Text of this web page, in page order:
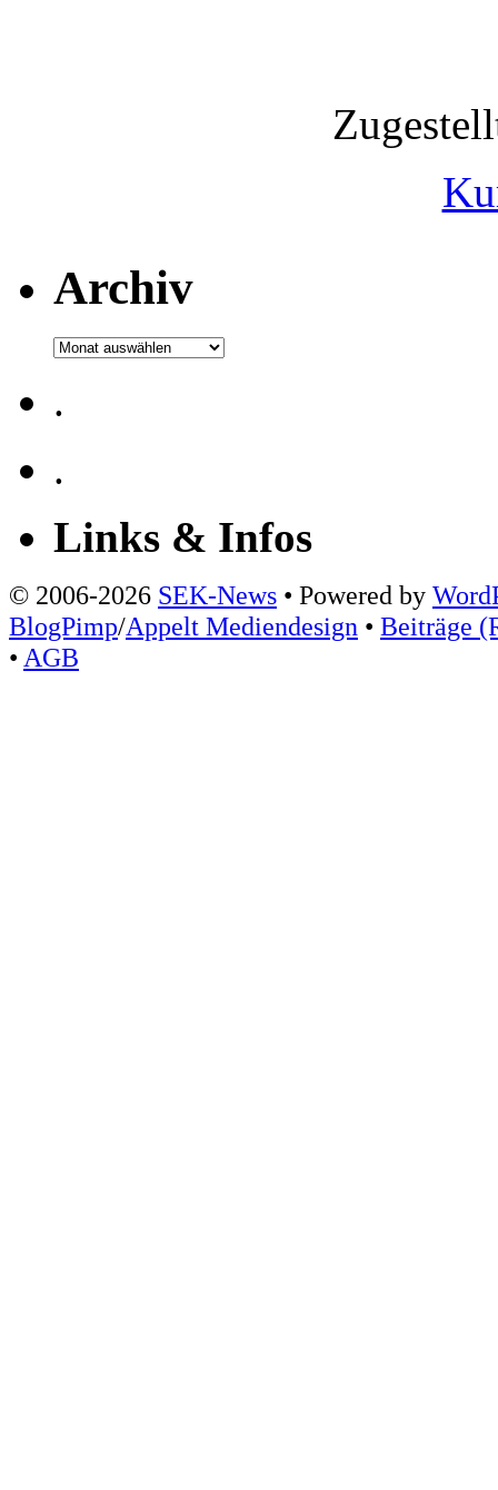
Archiv
Archiv
.
.
Links & Infos
© 2006-2026 SEK-News • Powered by
BlogPimp/Appelt Mediendesign • Beiträge
• AGB